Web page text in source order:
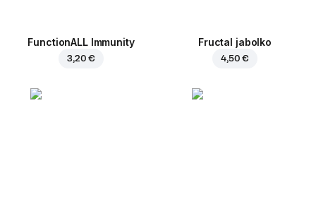
FunctionALL Immunity
3,20 €
Fructal jabolko
4,50 €